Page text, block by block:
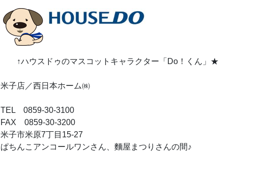
↑ハウスドゥのマスコットキャラクター「Do！くん」★
米子店／西日本ホーム㈱
TEL 0859-30-3100
FAX 0859-30-3200
米子市米原7丁目15-27
ぱちんこアンコールワンさん、麵屋まつりさんの間♪